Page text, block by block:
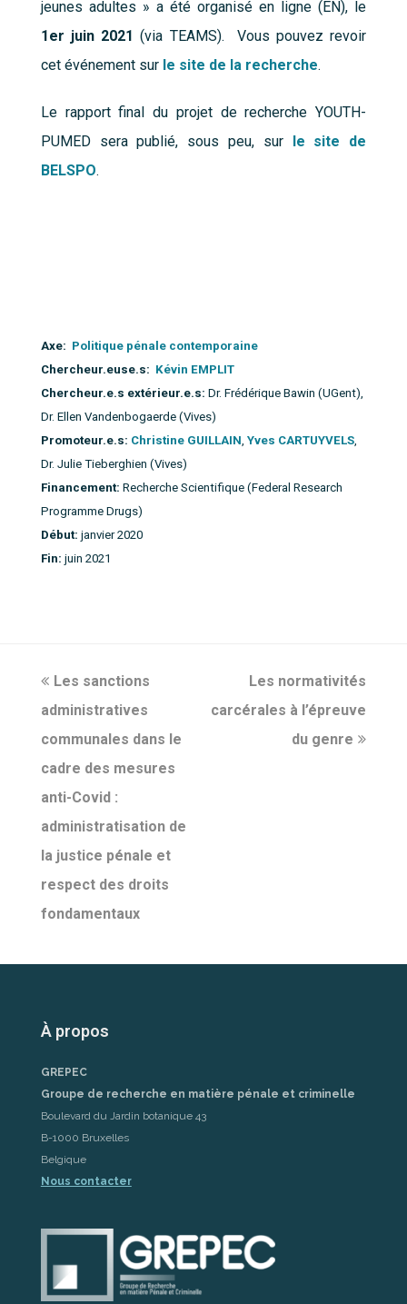
jeunes adultes » a été organisé en ligne (EN), le
1er juin 2021 (via TEAMS). Vous pouvez revoir
cet événement sur le site de la recherche.
Le rapport final du projet de recherche YOUTH-
PUMED sera publié, sous peu, sur le site de
BELSPO.
Axe: Politique pénale contemporaine
Chercheur.euse.s: Kévin EMPLIT
Chercheur.e.s extérieur.e.s: Dr. Frédérique Bawin (UGent),
Dr. Ellen Vandenbogaerde (Vives)
Promoteur.e.s: Christine GUILLAIN, Yves CARTUYVELS,
Dr. Julie Tieberghien (Vives)
Financement: Recherche Scientifique (Federal Research
Programme Drugs)
Début: janvier 2020
Fin: juin 2021
previous
post:
Les sanctions
administratives
communales dans le
cadre des mesures
anti-Covid :
administratisation de
la justice pénale et
respect des droits
fondamentaux
next
post:
Les normativités
carcérales à l’épreuve
du genre
À propos
GREPEC
Groupe de recherche en matière pénale et criminelle
Boulevard du Jardin botanique 43
B-1000 Bruxelles
Belgique
Nous contacter